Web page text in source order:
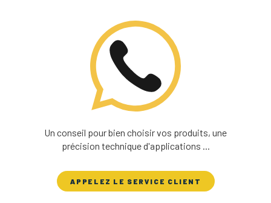
Un conseil pour bien choisir vos produits, une
précision technique d'applications ...
APPELEZ LE SERVICE CLIENT